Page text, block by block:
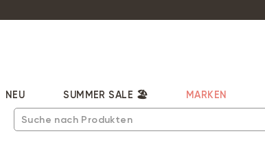
NEU SUMMER SALE 🏖️ MARKEN